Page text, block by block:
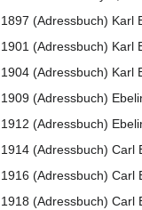
1897 (Adressbuch) Karl
1901 (Adressbuch) Karl
1904 (Adressbuch) Karl
1909 (Adressbuch)
1912 (Adressbuch)
1914 (Adressbuch) Carl
1916 (Adressbuch) Carl
1918 (Adressbuch) Carl